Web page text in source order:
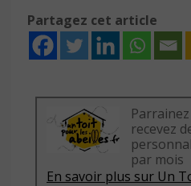
Partagez cet article
recevez
par mois
En savoir plus sur Un